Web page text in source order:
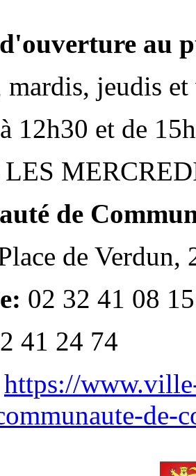
au
jeudis et
12h30 et de
de
de Verdun,
02 32 41 08 15
41 24 74
https://
de-